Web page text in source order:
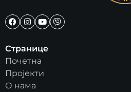
Странице
Почетна
Пројекти
О нама